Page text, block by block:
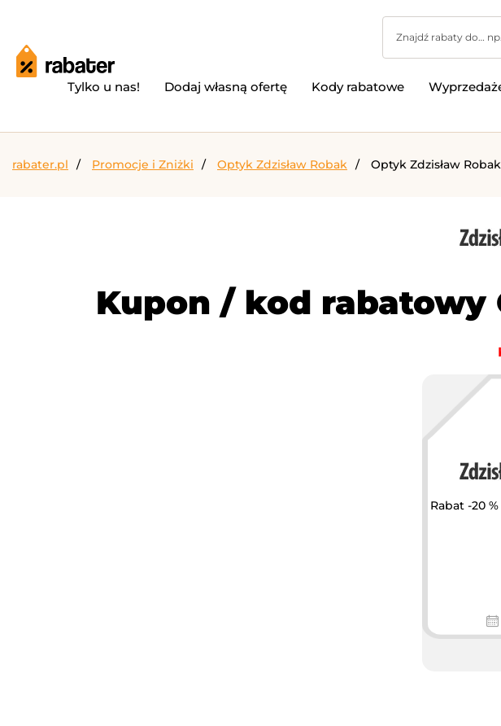
Tylko u nas! Dodaj własną ofertę Kody rabatowe
rabater.pl Promocje i Zniżki Optyk Zdzisław Robak Optyk Zdzisław
Kupon / kod rabatowy
Rabat -20